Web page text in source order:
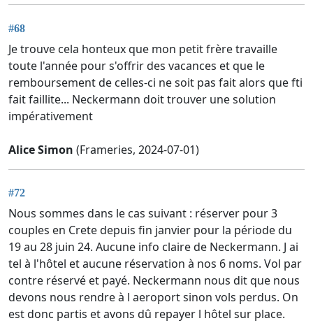
#68
Je trouve cela honteux que mon petit frère travaille
toute l'année pour s'offrir des vacances et que le
remboursement de celles-ci ne soit pas fait alors que fti
fait faillite... Neckermann doit trouver une solution
impérativement
Alice Simon (Frameries, 2024-07-01)
#72
Nous sommes dans le cas suivant : réserver pour 3
couples en Crete depuis fin janvier pour la période du
19 au 28 juin 24. Aucune info claire de Neckermann. J ai
tel à l'hôtel et aucune réservation à nos 6 noms. Vol par
contre réservé et payé. Neckermann nous dit que nous
devons nous rendre à l aeroport sinon vols perdus. On
est donc partis et avons dû repayer l hôtel sur place.